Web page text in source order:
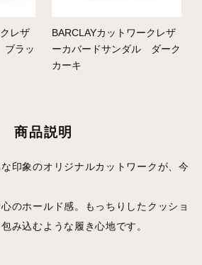
レザ
ラッ
BARCLAYカットワークレザ
ーカバードサンダル ダーク
カーキ
商品説明
印象のオリジナルカットワークが、今
のホールド感。もっちりしたクッショ
み込むような履き心地です。